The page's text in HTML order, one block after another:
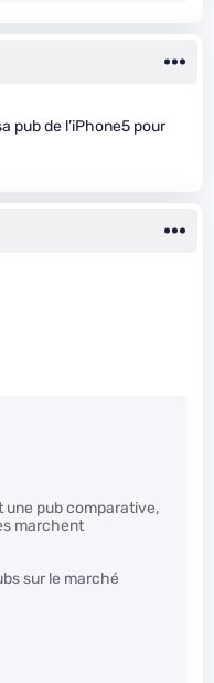
pub de l’iPhone5 pour
une pub comparative,
marchent
sur le marché